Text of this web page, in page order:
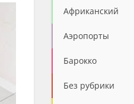
Африканский
Аэропорты
Барокко
Без рубрики